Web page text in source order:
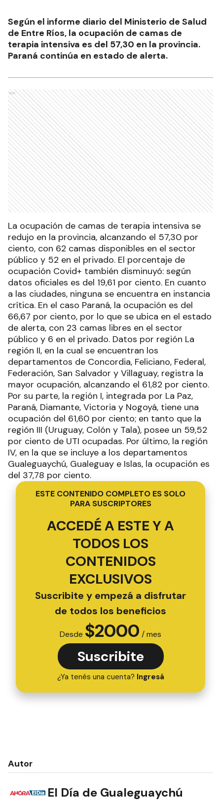
Según el informe diario del Ministerio de Salud
de Entre Ríos, la ocupación de camas de
terapia intensiva es del 57,30 en la provincia.
Paraná continúa en estado de alerta.
Ads
La ocupación de camas de terapia intensiva se
redujo en la provincia, alcanzando el 57,30 por
ciento, con 62 camas disponibles en el sector
público y 52 en el privado. El porcentaje de
ocupación Covid+ también disminuyó: según
datos oficiales es del 19,61 por ciento. En cuanto
a las ciudades, ninguna se encuentra en instancia
crítica. En el caso Paraná, la ocupación es del
66,67 por ciento, por lo que se ubica en el estado
de alerta, con 23 camas libres en el sector
público y 6 en el privado. Datos por región La
región II, en la cual se encuentran los
departamentos de Concordia, Feliciano, Federal,
Federación, San Salvador y Villaguay, registra la
mayor ocupación, alcanzando el 61,82 por ciento.
Por su parte, la región I, integrada por La Paz,
Paraná, Diamante, Victoria y Nogoyá, tiene una
ocupación del 61,60 por ciento; en tanto que la
región III (Uruguay, Colón y Tala), posee un 59,52
por ciento de UTI ocupadas. Por último, la región
IV, en la que se incluye a los departamentos
Gualeguaychú, Gualeguay e Islas, la ocupación es
del 37,78 por ciento.
ESTE CONTENIDO COMPLETO ES SOLO
PARA SUSCRIPTORES
ACCEDÉ A ESTE Y A
TODOS LOS
CONTENIDOS
EXCLUSIVOS
Suscribite y empezá a disfrutar
de todos los beneficios
Desde $2000 / mes
Suscribite
¿Ya tenés una cuenta? Ingresá
Autor
El Día de Gualeguaychú